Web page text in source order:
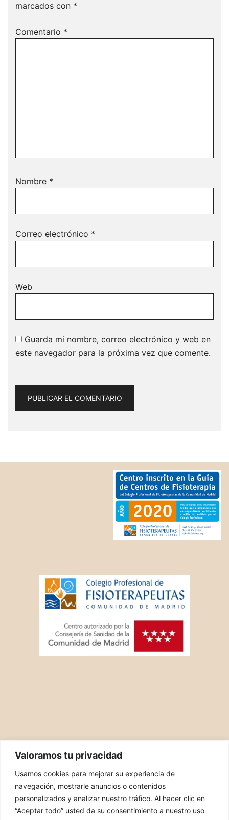
Valoramos tu privacidad
Usamos cookies para mejorar su experiencia de
navegación, mostrarle anuncios o contenidos
personalizados y analizar nuestro tráfico. Al hacer clic en
“Aceptar todo” usted da su consentimiento a nuestro uso
marcados con *
Comentario *
Nombre *
Correo electrónico *
Web
Guarda mi nombre, correo electrónico y web en
este navegador para la próxima vez que comente.
PIDE TU CITA